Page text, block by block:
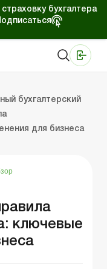
бухгалтера
бухгалтерский
для бизнеса
ключевые